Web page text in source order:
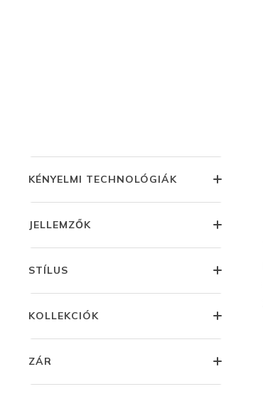
KÉNYELMI TECHNOLÓGIÁK
JELLEMZŐK
STÍLUS
KOLLEKCIÓK
ZÁR